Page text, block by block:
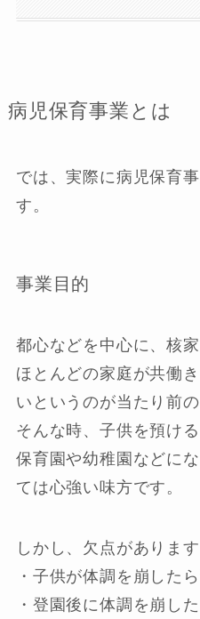
病児保育事業とは
では、実際に病児保育
す。
事業目的
都心などを中心に、核
ほとんどの家庭が共働
いというのが当たり前
そんな時、子供を預け
保育園や幼稚園などに
ては心強い味方です。
しかし、欠点があります
・子供が体調を崩した
・登園後に体調を崩し